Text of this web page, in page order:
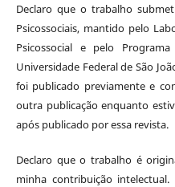
Declaro que o trabalho
Psicossociais, mantido pelo
Psicossocial e pelo
Universidade Federal de São
foi publicado previamente e
outra publicação enquanto
após publicado por essa revista.
Declaro que o trabalho é
minha contribuição